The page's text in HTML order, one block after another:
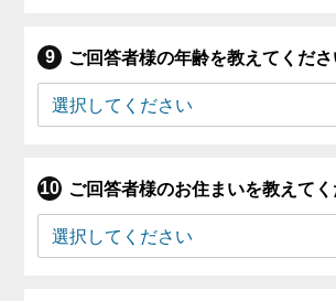
ご回答者様の年齢を教えてくださ
ご回答者様のお住まいを教えてく